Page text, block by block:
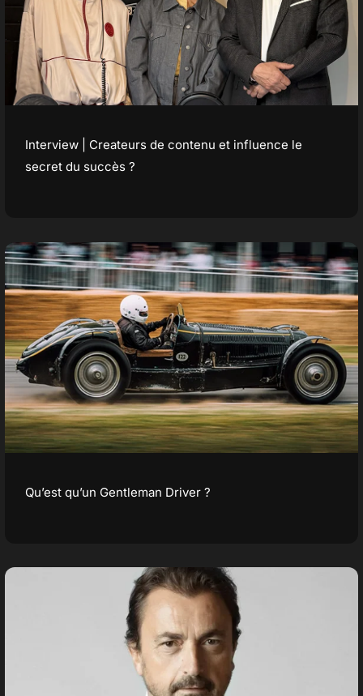
Interview | Createurs de contenu et influence le
secret du succès ?
Qu’est qu’un Gentleman Driver ?